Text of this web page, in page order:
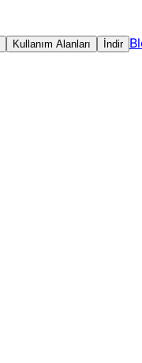
Kullanım Alanları İndir